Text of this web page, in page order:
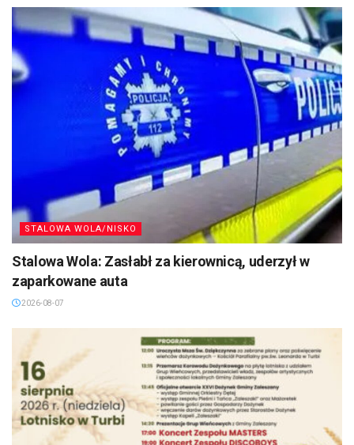
STALOWA WOLA/NISKO
Stalowa Wola: Zasłabł za kierownicą, uderzył w
zaparkowane auta
2026-08-07